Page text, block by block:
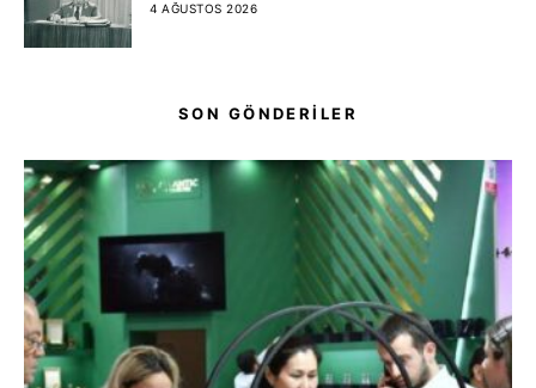
4 AĞUSTOS 2026
SON GÖNDERİLER